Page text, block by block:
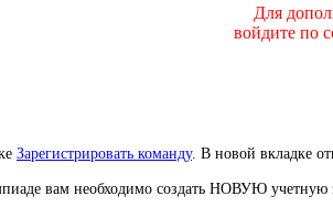
Для
войдите по
Зарегистрировать команду. В новой вкладке
вам необходимо создать НОВУЮ учетную